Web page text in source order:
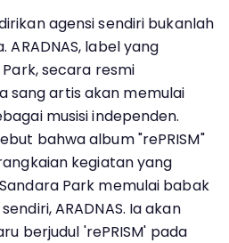
agensi sendiri bukanlah
label yang
secara resmi
sang artis akan memulai
musisi independen.
bahwa album "rePRISM"
kegiatan yang
Park memulai babak
ARADNAS. Ia akan
berjudul 'rePRISM' pada